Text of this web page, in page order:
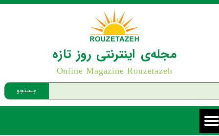
جستجو
مجله‌ی اینترنتی روز تازه
Online Magazine Rouzetazeh